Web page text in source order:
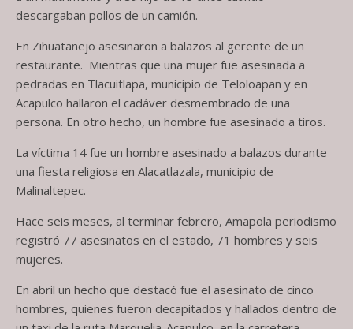
descargaban pollos de un camión.
En Zihuatanejo asesinaron a balazos al gerente de un
restaurante. Mientras que una mujer fue asesinada a
pedradas en Tlacuitlapa, municipio de Teloloapan y en
Acapulco hallaron el cadáver desmembrado de una
persona. En otro hecho, un hombre fue asesinado a tiros.
La víctima 14 fue un hombre asesinado a balazos durante
una fiesta religiosa en Alacatlazala, municipio de
Malinaltepec.
Hace seis meses, al terminar febrero, Amapola periodismo
registró 77 asesinatos en el estado, 71 hombres y seis
mujeres.
En abril un hecho que destacó fue el asesinato de cinco
hombres, quienes fueron decapitados y hallados dentro de